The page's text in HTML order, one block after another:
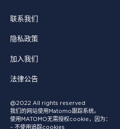
联系我们
隐私政策
加入我们
法律公告
@2022 All rights reserved
我们的网站使用Matomo跟踪系统。
使用MATOMO无需授权cookie，因为：
– 不使用追踪cookies